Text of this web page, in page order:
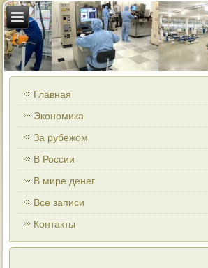
Главная
Экономика
За рубежом
В России
В мире денег
Все записи
Контакты